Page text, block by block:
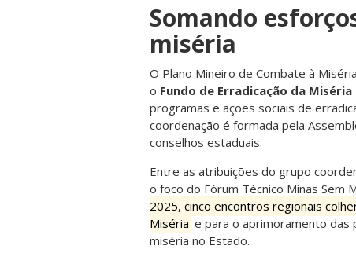
Somando
miséria
O Plano Mineiro de Combate à
o Fundo de Erradicação da Miséria
programas e ações sociais de
coordenação é formada pela
conselhos estaduais.
Entre as atribuições do grupo
o foco do Fórum Técnico Minas Sem
2025, cinco encontros regionais
Miséria e para o aprimoramento das
miséria no Estado.